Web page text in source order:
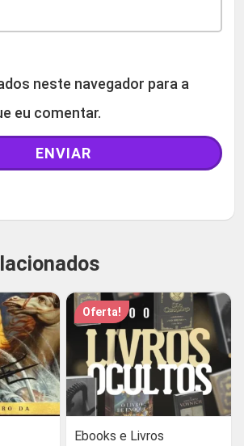
neste navegador para a
eu comentar.
Oferta!
Ebooks e Livros